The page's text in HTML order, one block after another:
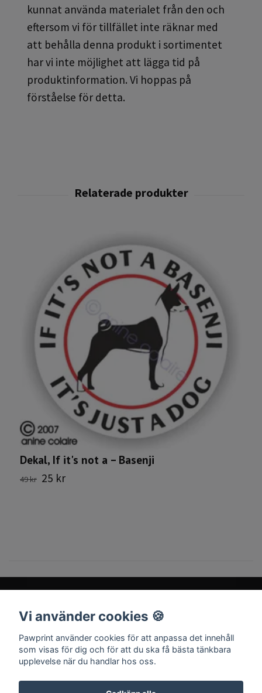
kunnat använda materialet från den och
eftersom vi för tillfället inte räknar med
att behålla denna produkt i sortimentet
har vi inte möjlighet att lägga tid på
produktinformation. Vi hoppas på
förståelse för detta.
Dekal, If it's not a – Basenji
49 kr 25 kr
Sociala medier
Vi använder cookies 🍪
Pawprint använder cookies för att anpassa det innehåll
som visas för dig och för att du ska få bästa tänkbara
upplevelse när du handlar hos oss.